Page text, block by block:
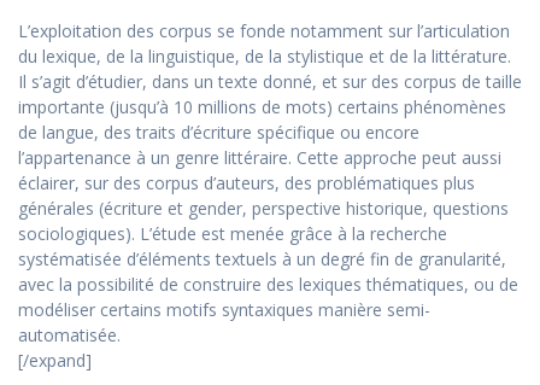
L’exploitation des corpus se fonde notamment sur l’articulation
du lexique, de la linguistique, de la stylistique et de la littérature.
Il s’agit d’étudier, dans un texte donné, et sur des corpus de taille
importante (jusqu’à 10 millions de mots) certains phénomènes
de langue, des traits d’écriture spécifique ou encore
l’appartenance à un genre littéraire. Cette approche peut aussi
éclairer, sur des corpus d’auteurs, des problématiques plus
générales (écriture et gender, perspective historique, questions
sociologiques). L’étude est menée grâce à la recherche
systématisée d’éléments textuels à un degré fin de granularité,
avec la possibilité de construire des lexiques thématiques, ou de
modéliser certains motifs syntaxiques manière semi-
automatisée.
[/expand]